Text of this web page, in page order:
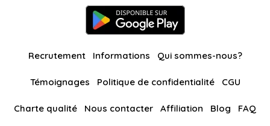
Recrutement Informations Qui sommes-nous?
Témoignages Politique de confidentialité CGU
Charte qualité Nous contacter Affiliation Blog FAQ